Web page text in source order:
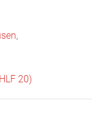
,
20)